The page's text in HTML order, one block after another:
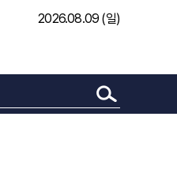
2026.08.09 (일)